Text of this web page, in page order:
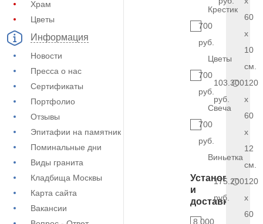
Храм
Цветы
Информация
Новости
Пресса о нас
Сертификаты
Портфолио
Отзывы
Эпитафии на памятник
Поминальные дни
Виды гранита
Кладбища Москвы
Карта сайта
Вакансии
Крестик
700
руб.
Цветы
700
руб.
Свеча
700
руб.
Виньетка
Установка
и
доставка
8.000
60
x
10
см.
103.300
руб.
120
x
60
x
12
см.
175.200
руб.
120
x
60